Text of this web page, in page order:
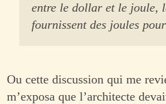
entre le dollar et le joule,
fournissent des joules
Ou cette discussion qui me
m’exposa que l’architecte